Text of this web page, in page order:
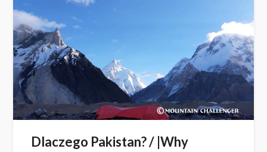
Dlaczego Pakistan? / |Why